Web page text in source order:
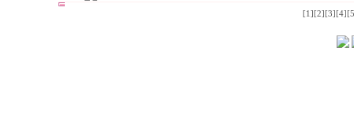
[1] [2] [3] [4]